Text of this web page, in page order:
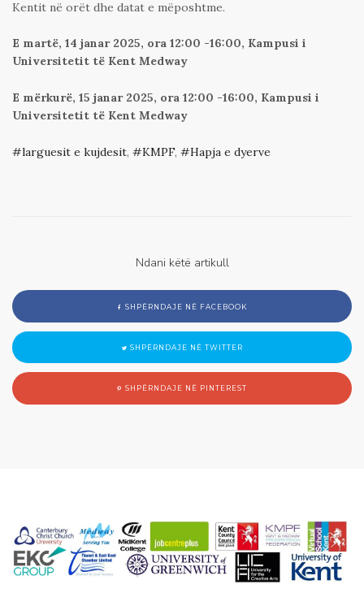
Kentit në orët dhe datat e mëposhtme.
E martë, 14 janar 2025, ora 12:00 -16:00, Kampusi i
Universitetit të Kent Medway
E mërkurë, 15 janar 2025, ora 12:00 -16:00, Kampusi i
Universitetit të Kent Medway
larguesit e kujdesit, KMPF, Hapja e dyerve
Ndani këtë artikull
SHPËRNDAJE NË FACEBOOK
SHPËRNDAJE NË TWITTER
SHPËRNDAJE NË PINTEREST